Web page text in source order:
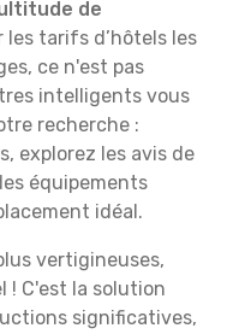
de
tarifs d’hôtels les
ce n'est pas
intelligents vous
recherche :
explorez les avis de
équipements
idéal.
vertigineuses,
! C'est la solution
significatives,